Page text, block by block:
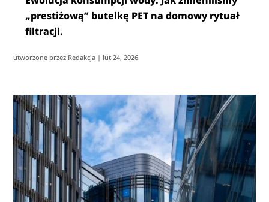
„prestiżową” butelkę PET na domowy rytuał
filtracji.
utworzone przez Redakcja | lut 24, 2026